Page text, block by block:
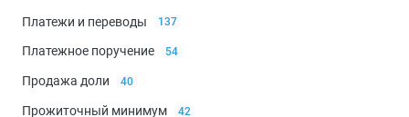
Платежи и переводы 137
Платежное поручение 54
Продажа доли 40
Прожиточный минимум 42